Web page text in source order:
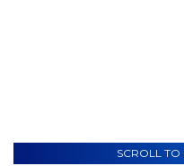
SCROLL TO